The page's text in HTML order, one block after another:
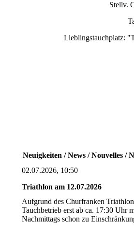
Stellv.
Lieblingstauchplatz:
Neuigkeiten / News / Nouvelles /
02.07.2026, 10:50
Triathlon am 12.07.2026
Aufgrund des Churfranken
Tauchbetrieb erst ab ca. 17:30 Uhr
Nachmittags schon zu